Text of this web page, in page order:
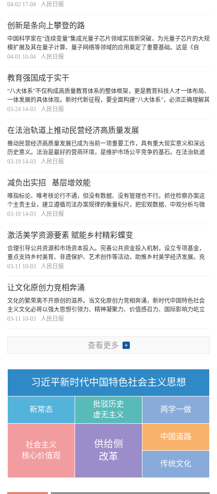
到解决，很大程度上是因为没有被认真对待。讲认真，是解决老大难问题的有
04-02 17-04 人民日报
创新是条向上攀登的路
中国科学家在“连续变量”集成光量子芯片领域实现新突破，为光量子芯片的大规
模扩展及其在量子计算、量子网络等领域的应用奠定了重要基础。这是《自
然》杂志审稿人口中的“重要里程碑”，也是突破关键技术瓶颈、实现弯道超车的
04-01 10-04 人民日报
教育强国成于实干
“八大体系”不仅构成高质量教育体系的整体框架，更是教育科技人才一体布局、
一体发展的具体体现。新时代新征程，要全面构建“八大体系”，必须正确理解其
科学内涵和实践路径，这样才能以战略思维着眼全局、以系统思维协同各方、
03-24 14-03 人民日报
在法治轨道上推动民营经济高质量发展
推动民营经济高质量发展已成为当前一项重要工作，具有重大现实意义和深远
历史意义。法治是最好的营商环境，是维护市场公平竞争的基石。在法治轨道
上推动民营经济高质量发展，顺应了构建高水平社会主义市场经济体制的内在
03-19 14-03 人民日报
减负出实招 基层增效能
唯指标论、唯考核论行不通，但没有数据、没有管理也不行。抓住检察办案这
个主责主业，建立遵循司法办案规律的衡量标尺，把宏观数据、中观分析与微
观案件相结合，以科学管理推动基层减负，有助于让检察人员“增效”不“增负”。
03-19 14-03 人民日报
激活美学资源要素 赋能乡村精彩蝶变
合理引导公共资源和市场资本投入。完善公共资金投入机制，设立专项基金，
重点支持乡村美育、非遗保护、艺术创作等活动，助推乡村美学经济发展。充
分发挥市场机制作用，吸引更多社会资金参与美学资源开发，加大乡土品牌建
03-11 10-03 人民日报
让文化原创力竞相奔涌
文化的繁荣离不开原创的滋养。当文化原创力竞相奔涌，新时代中国特色社会
主义文化必将以强大思想引领力、精神凝聚力、价值感召力、国际影响力屹立
于人类先进文化之林。
03-11 10-03 人民日报
查看更多
习近平新时代中国特色社会主义思想
新常态
批驳历史
虚无主义
两学一做
社会主义
核心价值观
供给侧
改革
中国道路
传统文化